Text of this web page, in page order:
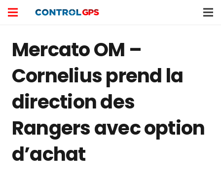
Mercato OM –
Cornelius prend la
direction des
Rangers avec option
d’achat